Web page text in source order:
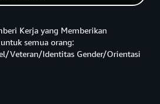
Kerja yang Memberikan
semua orang:
Veteran/Identitas Gender/Orientasi